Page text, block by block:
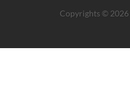
Copyrights © 2026